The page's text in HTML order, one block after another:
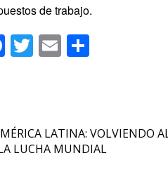
de trabajo.
Facebook
Twitter
Email
LATINA: VOLVIENDO
LUCHA MUNDIAL